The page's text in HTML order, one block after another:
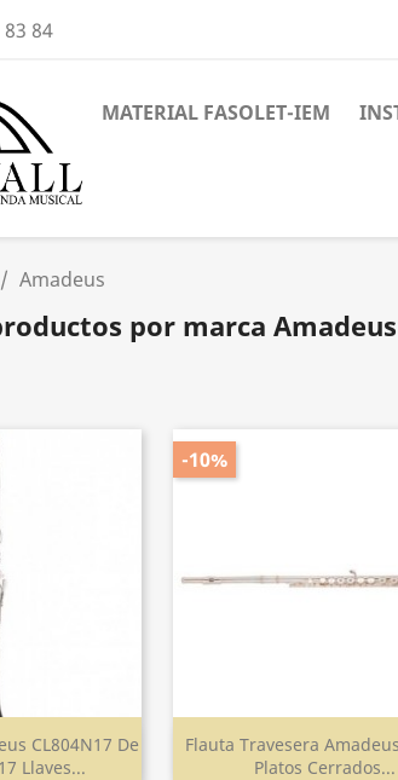
83 84
MATERIAL FASOLET-IEM
Amadeus
por marca Amadeus
CL804N17 De
Llaves...
Flauta Travesera
Platos Cerrados...
-10%
Vista rápida